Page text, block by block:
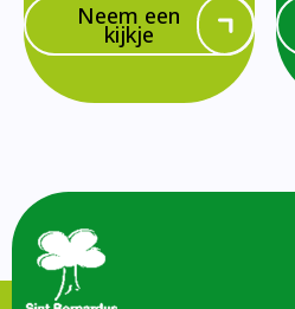
Neem een
kijkje